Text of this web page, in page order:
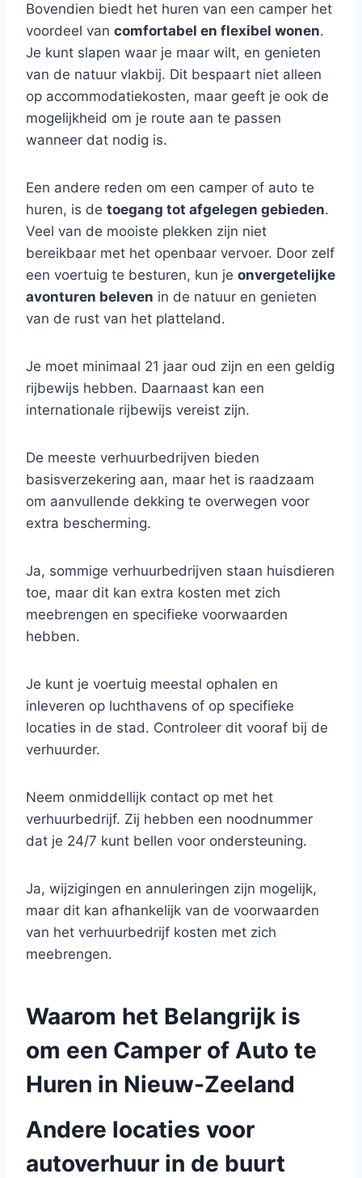
Bovendien biedt het huren van een camper het
voordeel van comfortabel en flexibel wonen.
Je kunt slapen waar je maar wilt, en genieten
van de natuur vlakbij. Dit bespaart niet alleen
op accommodatiekosten, maar geeft je ook de
mogelijkheid om je route aan te passen
wanneer dat nodig is.
Een andere reden om een camper of auto te
huren, is de toegang tot afgelegen gebieden.
Veel van de mooiste plekken zijn niet
bereikbaar met het openbaar vervoer. Door zelf
een voertuig te besturen, kun je onvergetelijke
avonturen beleven in de natuur en genieten
van de rust van het platteland.
Je moet minimaal 21 jaar oud zijn en een geldig
rijbewijs hebben. Daarnaast kan een
internationale rijbewijs vereist zijn.
De meeste verhuurbedrijven bieden
basisverzekering aan, maar het is raadzaam
om aanvullende dekking te overwegen voor
extra bescherming.
Ja, sommige verhuurbedrijven staan huisdieren
toe, maar dit kan extra kosten met zich
meebrengen en specifieke voorwaarden
hebben.
Je kunt je voertuig meestal ophalen en
inleveren op luchthavens of op specifieke
locaties in de stad. Controleer dit vooraf bij de
verhuurder.
Neem onmiddellijk contact op met het
verhuurbedrijf. Zij hebben een noodnummer
dat je 24/7 kunt bellen voor ondersteuning.
Ja, wijzigingen en annuleringen zijn mogelijk,
maar dit kan afhankelijk van de voorwaarden
van het verhuurbedrijf kosten met zich
meebrengen.
Waarom het Belangrijk is
om een Camper of Auto te
Huren in Nieuw-Zeeland
Andere locaties voor
autoverhuur in de buurt